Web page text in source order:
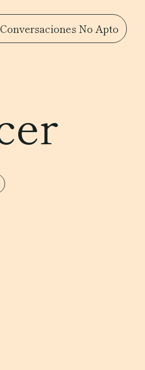
Conversaciones No Apto